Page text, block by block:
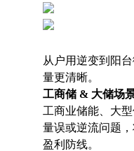
从户用逆变到阳
量更清晰。
工商储 & 大储场
工商业储能、大
量误或逆流问题
盈利防线。